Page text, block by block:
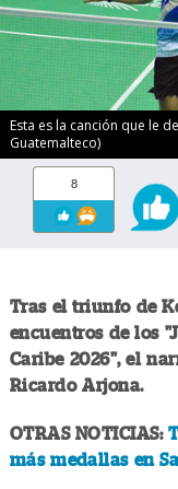
Esta es la canción que le
Guatemalteco)
8
Tras el triunfo de
encuentros de los
Caribe 2026", el
Ricardo Arjona.
OTRAS NOTICIAS:
más medallas en